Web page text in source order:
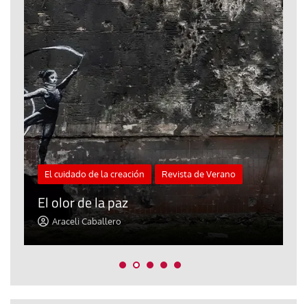
El cuidado de la creación Revista de Verano
El olor de la paz
Araceli Caballero